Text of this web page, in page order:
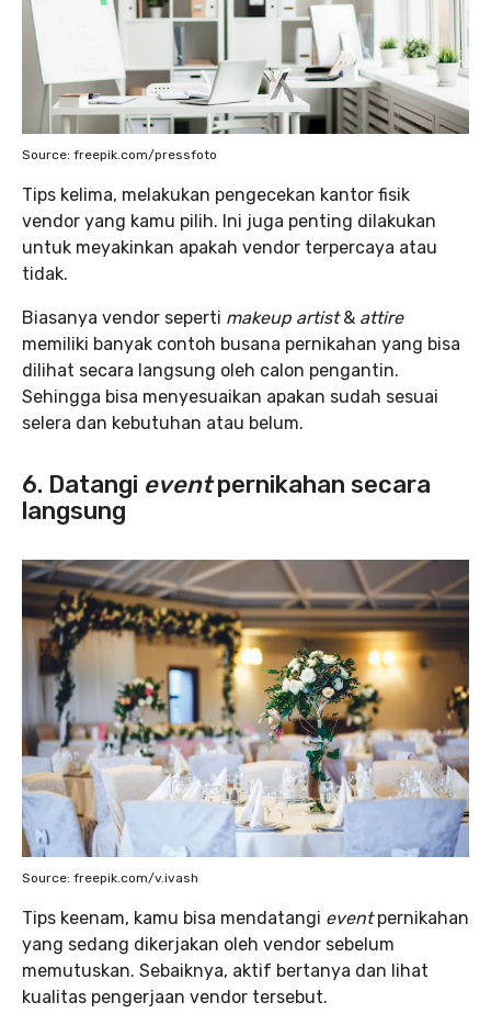
Source: freepik.com/pressfoto
Tips kelima, melakukan pengecekan kantor fisik
vendor yang kamu pilih. Ini juga penting dilakukan
untuk meyakinkan apakah vendor terpercaya atau
tidak.
Biasanya vendor seperti makeup artist& attire
memiliki banyak contoh busana pernikahan yang bisa
dilihat secara langsung oleh calon pengantin.
Sehingga bisa menyesuaikan apakan sudah sesuai
selera dan kebutuhan atau belum.
6. Datangi eventpernikahan secara
langsung
Source: freepik.com/v.ivash
Tips keenam, kamu bisa mendatangi eventpernikahan
yang sedang dikerjakan oleh vendor sebelum
memutuskan. Sebaiknya, aktif bertanya dan lihat
kualitas pengerjaan vendor tersebut.